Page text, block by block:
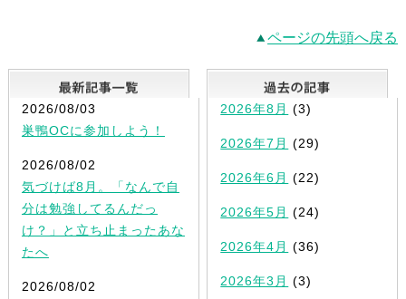
ページの先頭へ戻る
最新記事一覧
2026/08/03
巣鴨OCに参加しよう！
2026/08/02
気づけば8月。「なんで自
分は勉強してるんだっ
け？」と立ち止まったあな
たへ
2026/08/02
2026年8月 (3)
2026年7月 (29)
2026年6月 (22)
2026年5月 (24)
2026年4月 (36)
2026年3月 (3)